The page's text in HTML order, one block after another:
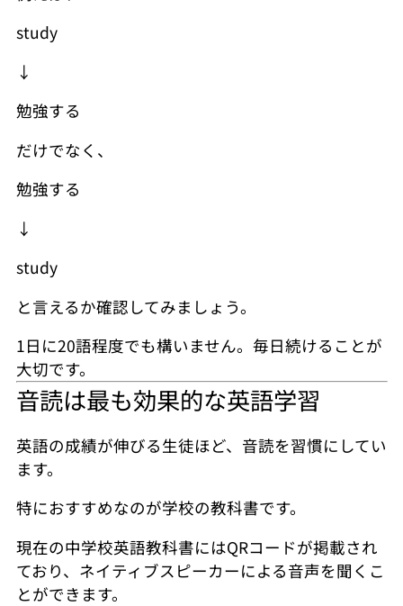
study
↓
勉強する
だけでなく、
勉強する
↓
study
と言えるか確認してみましょう。
1日に20語程度でも構いません。毎日続けることが
大切です。
音読は最も効果的な英語学習
英語の成績が伸びる生徒ほど、音読を習慣にしてい
ます。
特におすすめなのが学校の教科書です。
現在の中学校英語教科書にはQRコードが掲載され
ており、ネイティブスピーカーによる音声を聞くこ
とができます。